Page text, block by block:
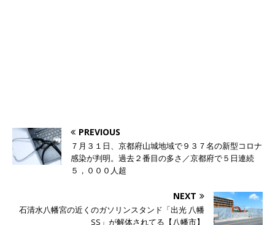
PREVIOUS
７月３１日、京都府山城地域で９３７名の新型コロナ
感染が判明。過去２番目の多さ／京都府で５日連続
５，０００人超
NEXT
石清水八幡宮の近くのガソリンスタンド「出光 八幡
SS」が解体されてる【八幡市】